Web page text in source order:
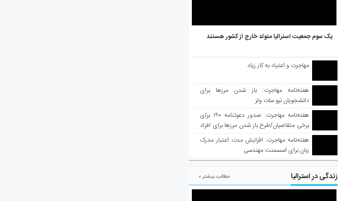
یک سوم جمعیت استرالیا متولد خارج از کشور هستند
مهاجرت و اعتیاد به کار زیاد
هفته‌نامه مهاجرت: باز شدن مرزها برای
دانشجویان نیو سات ولز
هفته‌نامه مهاجرت: صدور دعوتنامه ۱۹۰ برای
برخی متقاضیان/طرح باز شدن مرزها برای افراد
واکسینه شده
هفته‌نامه مهاجرت: افزایش مدت اعتبار مدرک
زبان برای اسسمنت مهندسی
زندگی در استرالیا مطالب بیشتر »